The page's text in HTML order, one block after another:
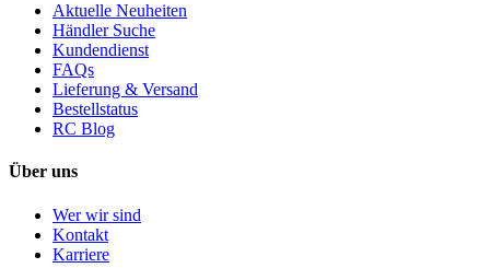
Aktuelle Neuheiten
Händler Suche
Kundendienst
FAQs
Lieferung & Versand
Bestellstatus
RC Blog
Über uns
Wer wir sind
Kontakt
Karriere